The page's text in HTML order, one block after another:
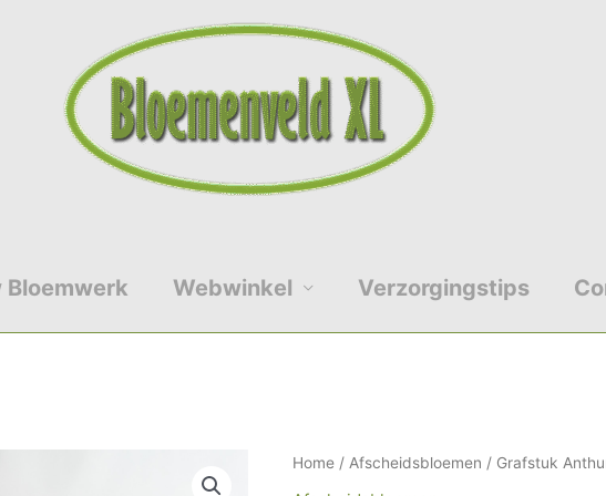
Bloemwerk Webwinkel Verzorgingstips
Home / Afscheidsbloemen / Grafstuk
Grafstuk
Anthurium